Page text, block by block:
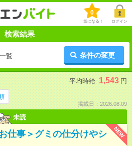
0
気になる！ ログイン
検索結果
覧 条件の変更
平均時給: 1,543 円
掲載日：2026.08.09
未読
NEW
仕事＞グミの仕分けやシ